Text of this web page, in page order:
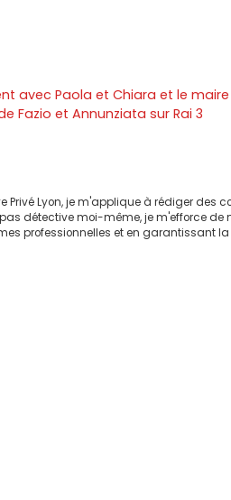
avec Paola et Chiara et le
Fazio et Annunziata sur Rai 3
Privé Lyon, je m'applique à rédiger
détective moi-même, je m'efforce de
professionnelles et en garantissant